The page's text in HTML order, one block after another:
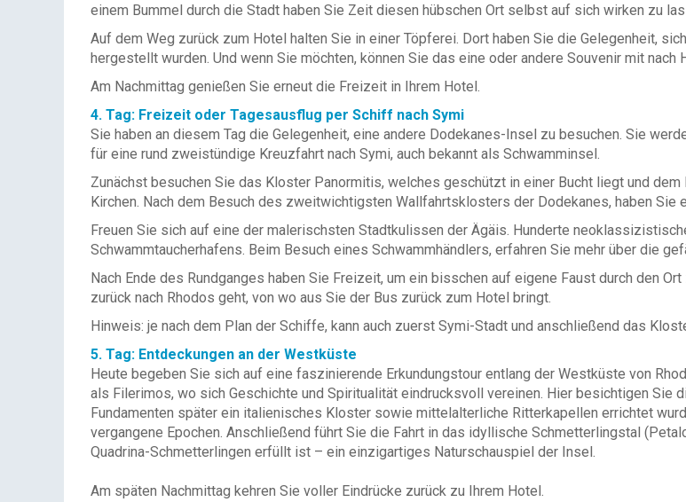
einem Bummel durch die Stadt haben Sie Zeit diesen hübschen Ort selbst auf sich wirken zu
Auf dem Weg zurück zum Hotel halten Sie in einer Töpferei. Dort haben Sie die Gelegenheit,
hergestellt wurden. Und wenn Sie möchten, können Sie das eine oder andere Souvenir mit nach
Am Nachmittag genießen Sie erneut die Freizeit in Ihrem Hotel.
4. Tag: Freizeit oder Tagesausflug per Schiff nach Symi
Sie haben an diesem Tag die Gelegenheit, eine andere Dodekanes-Insel zu besuchen. Sie
für eine rund zweistündige Kreuzfahrt nach Symi, auch bekannt als Schwamminsel.
Zunächst besuchen Sie das Kloster Panormitis, welches geschützt in einer Bucht liegt und
Kirchen. Nach dem Besuch des zweitwichtigsten Wallfahrtsklosters der Dodekanes, haben
Freuen Sie sich auf eine der malerischsten Stadtkulissen der Ägäis. Hunderte
Schwammtaucherhafens. Beim Besuch eines Schwammhändlers, erfahren Sie mehr über die
Nach Ende des Rundganges haben Sie Freizeit, um ein bisschen auf eigene Faust durch den
zurück nach Rhodos geht, von wo aus Sie der Bus zurück zum Hotel bringt.
Hinweis: je nach dem Plan der Schiffe, kann auch zuerst Symi-Stadt und anschließend das
5. Tag: Entdeckungen an der Westküste
Heute begeben Sie sich auf eine faszinierende Erkundungstour entlang der Westküste von
als Filerimos, wo sich Geschichte und Spiritualität eindrucksvoll vereinen. Hier besichtigen Sie
Fundamenten später ein italienisches Kloster sowie mittelalterliche Ritterkapellen errichtet
vergangene Epochen. Anschließend führt Sie die Fahrt in das idyllische Schmetterlingstal
Quadrina-Schmetterlingen erfüllt ist – ein einzigartiges Naturschauspiel der Insel.
Am späten Nachmittag kehren Sie voller Eindrücke zurück zu Ihrem Hotel.